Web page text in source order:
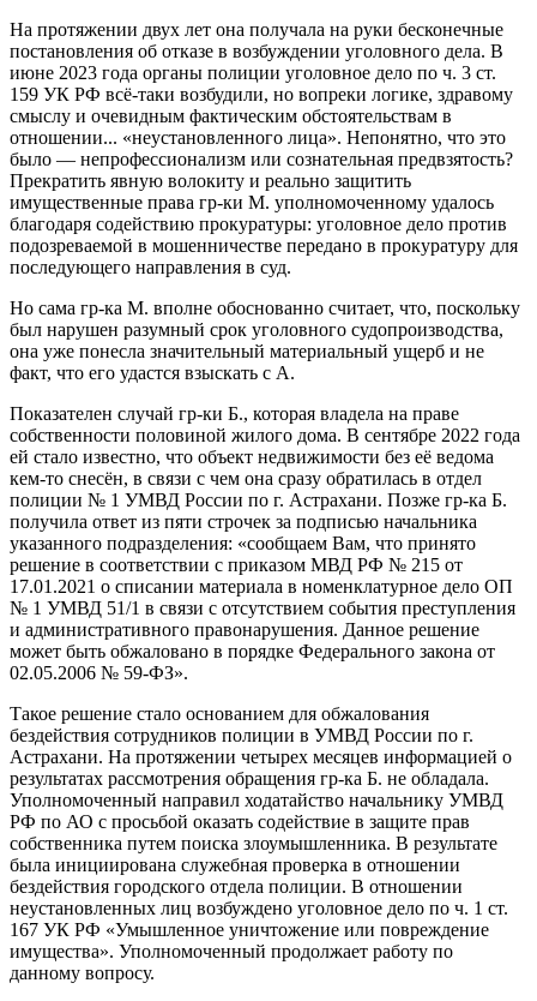
На протяжении двух лет она получала на руки бесконечные
постановления об отказе в возбуждении уголовного дела. В
июне 2023 года органы полиции уголовное дело по ч. 3 ст.
159 УК РФ всё-таки возбудили, но вопреки логике, здравому
смыслу и очевидным фактическим обстоятельствам в
отношении... «неустановленного лица». Непонятно, что это
было — непрофессионализм или сознательная предвзятость?
Прекратить явную волокиту и реально защитить
имущественные права гр-ки М. уполномоченному удалось
благодаря содействию прокуратуры: уголовное дело против
подозреваемой в мошенничестве передано в прокуратуру для
последующего направления в суд.
Но сама гр-ка М. вполне обоснованно считает, что, поскольку
был нарушен разумный срок уголовного судопроизводства,
она уже понесла значительный материальный ущерб и не
факт, что его удастся взыскать с А.
Показателен случай гр-ки Б., которая владела на праве
собственности половиной жилого дома. В сентябре 2022 года
ей стало известно, что объект недвижимости без её ведома
кем-то снесён, в связи с чем она сразу обратилась в отдел
полиции № 1 УМВД России по г. Астрахани. Позже гр-ка Б.
получила ответ из пяти строчек за подписью начальника
указанного подразделения: «сообщаем Вам, что принято
решение в соответствии с приказом МВД РФ № 215 от
17.01.2021 о списании материала в номенклатурное дело ОП
№ 1 УМВД 51/1 в связи с отсутствием события преступления
и административного правонарушения. Данное решение
может быть обжаловано в порядке Федерального закона от
02.05.2006 № 59-ФЗ».
Такое решение стало основанием для обжалования
бездействия сотрудников полиции в УМВД России по г.
Астрахани. На протяжении четырех месяцев информацией о
результатах рассмотрения обращения гр-ка Б. не обладала.
Уполномоченный направил ходатайство начальнику УМВД
РФ по АО с просьбой оказать содействие в защите прав
собственника путем поиска злоумышленника. В результате
была инициирована служебная проверка в отношении
бездействия городского отдела полиции. В отношении
неустановленных лиц возбуждено уголовное дело по ч. 1 ст.
167 УК РФ «Умышленное уничтожение или повреждение
имущества». Уполномоченный продолжает работу по
данному вопросу.